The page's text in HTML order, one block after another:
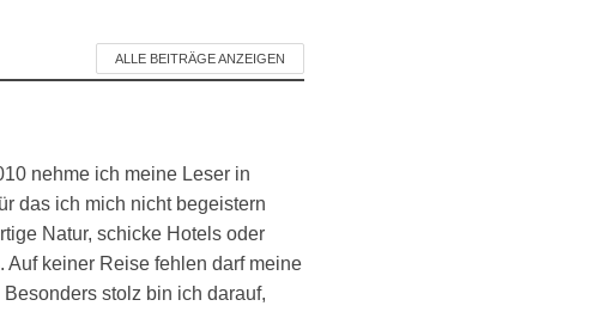
ALLE BEITRÄGE ANZEIGEN
nehme ich meine Leser in
das ich mich nicht begeistern
Natur, schicke Hotels oder
keiner Reise fehlen darf meine
stolz bin ich darauf,